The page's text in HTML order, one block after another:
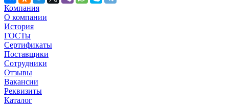
Компания
О компании
История
ГОСТы
Сертификаты
Поставщики
Сотрудники
Отзывы
Вакансии
Реквизиты
Каталог